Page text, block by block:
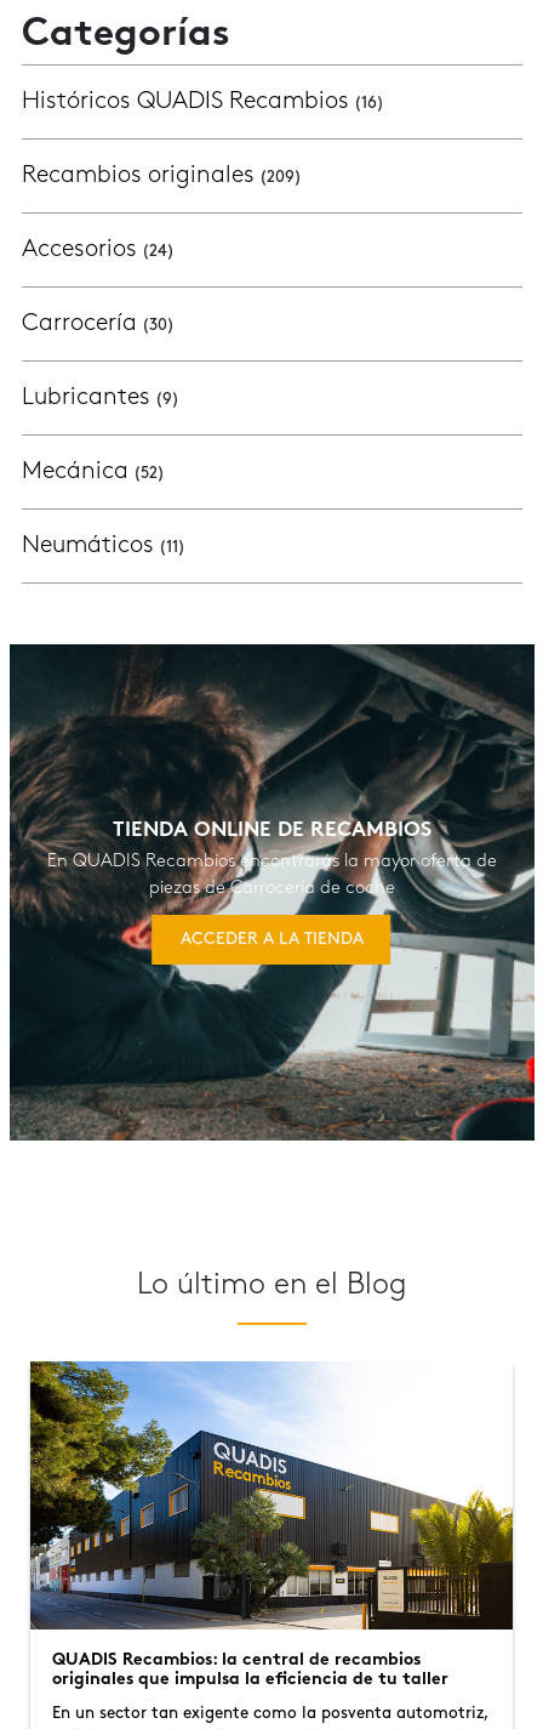
Categorías
Históricos QUADIS Recambios (16)
Recambios originales (209)
Accesorios (24)
Carrocería (30)
Lubricantes (9)
Mecánica (52)
Neumáticos (11)
TIENDA ONLINE DE RECAMBIOS
En QUADIS Recambios encontrarás la mayor oferta de
piezas de Carrocería de coche
ACCEDER A LA TIENDA
Lo último en el Blog
QUADIS Recambios: la central de recambios
originales que impulsa la eficiencia de tu taller
En un sector tan exigente como la posventa automotriz,